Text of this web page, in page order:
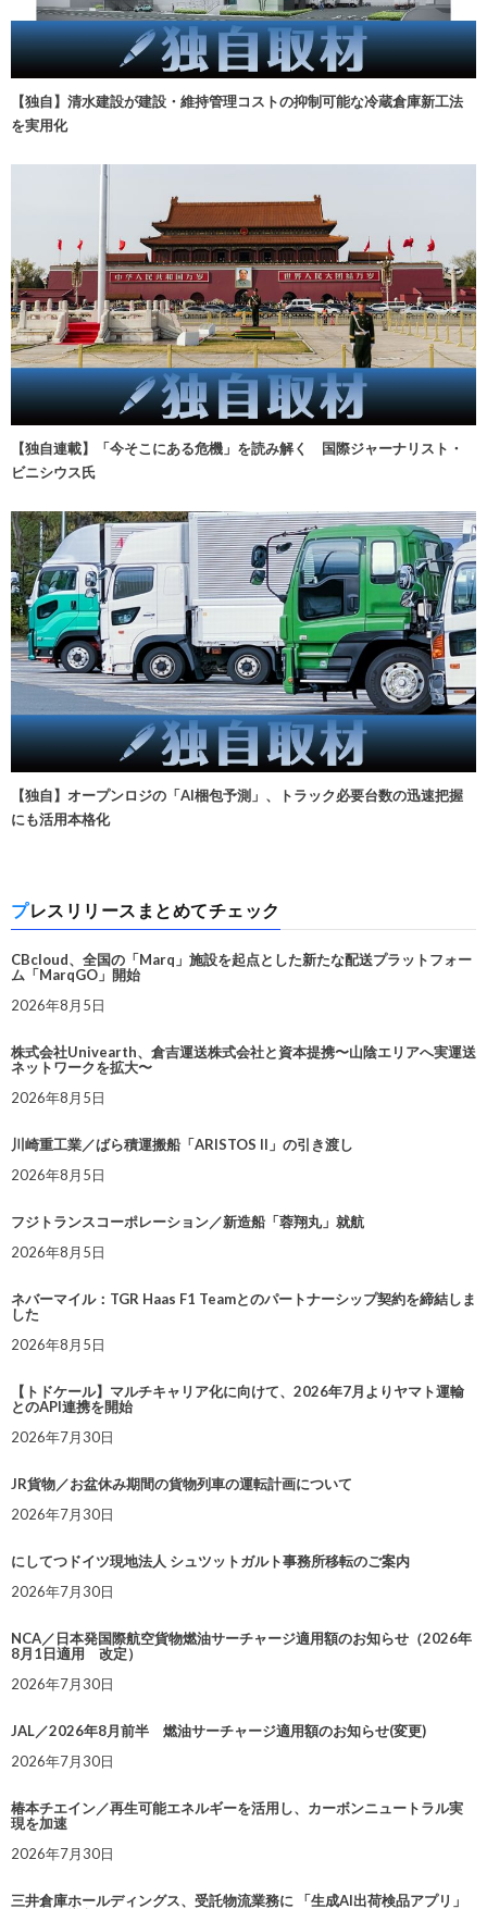
【独自】清水建設が建設・維持管理コストの抑制可能な冷蔵倉庫新工法
を実用化
【独自連載】「今そこにある危機」を読み解く 国際ジャーナリスト・
ビニシウス氏
【独自】オープンロジの「AI梱包予測」、トラック必要台数の迅速把握
にも活用本格化
プレスリリースまとめてチェック
CBcloud、全国の「Marq」施設を起点とした新たな配送プラットフォー
ム「MarqGO」開始
2026年8月5日
株式会社Univearth、倉吉運送株式会社と資本提携〜山陰エリアへ実運送
ネットワークを拡大〜
2026年8月5日
川崎重工業／ばら積運搬船「ARISTOS II」の引き渡し
2026年8月5日
フジトランスコーポレーション／新造船「蓉翔丸」就航
2026年8月5日
ネバーマイル：TGR Haas F1 Teamとのパートナーシップ契約を締結しま
した
2026年8月5日
【トドケール】マルチキャリア化に向けて、2026年7月よりヤマト運輸
とのAPI連携を開始
2026年7月30日
JR貨物／お盆休み期間の貨物列車の運転計画について
2026年7月30日
にしてつドイツ現地法人 シュツットガルト事務所移転のご案内
2026年7月30日
NCA／日本発国際航空貨物燃油サーチャージ適用額のお知らせ（2026年
8月1日適用 改定）
2026年7月30日
JAL／2026年8月前半 燃油サーチャージ適用額のお知らせ(変更)
2026年7月30日
椿本チエイン／再生可能エネルギーを活用し、カーボンニュートラル実
現を加速
2026年7月30日
三井倉庫ホールディングス、受託物流業務に 「生成AI出荷検品アプリ」